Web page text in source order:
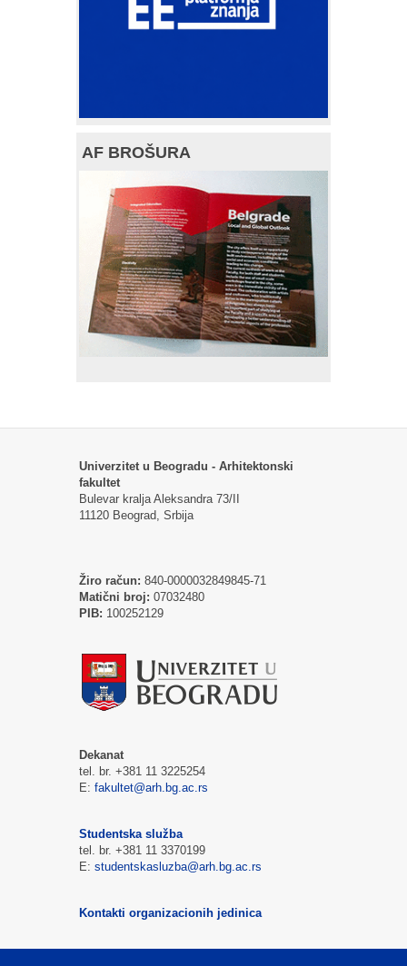
AF BROŠURA
Univerzitet u Beogradu - Arhitektonski
fakultet
Bulevar kralja Aleksandra 73/II
11120 Beograd, Srbija
Žiro račun: 840-0000032849845-71
Matični broj: 07032480
PIB: 100252129
Dekanat
tel. br. +381 11 3225254
E: fakultet@arh.bg.ac.rs
Studentska služba
tel. br. +381 11 3370199
E: studentskasluzba@arh.bg.ac.rs
Kontakti organizacionih jedinica